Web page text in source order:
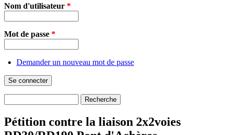
Nom d'utilisateur *
Mot de passe *
Demander un nouveau mot de passe
Pétition contre la liaison 2x2voies